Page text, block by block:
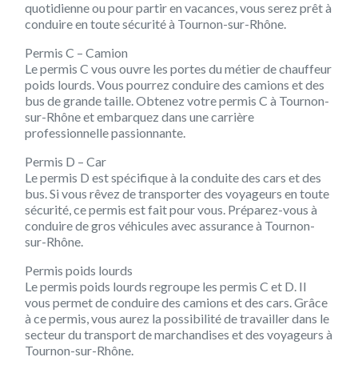
quotidienne ou pour partir en vacances, vous serez prêt à
conduire en toute sécurité à Tournon-sur-Rhône.
Permis C – Camion
Le permis C vous ouvre les portes du métier de chauffeur
poids lourds. Vous pourrez conduire des camions et des
bus de grande taille. Obtenez votre permis C à Tournon-
sur-Rhône et embarquez dans une carrière
professionnelle passionnante.
Permis D – Car
Le permis D est spécifique à la conduite des cars et des
bus. Si vous rêvez de transporter des voyageurs en toute
sécurité, ce permis est fait pour vous. Préparez-vous à
conduire de gros véhicules avec assurance à Tournon-
sur-Rhône.
Permis poids lourds
Le permis poids lourds regroupe les permis C et D. Il
vous permet de conduire des camions et des cars. Grâce
à ce permis, vous aurez la possibilité de travailler dans le
secteur du transport de marchandises et des voyageurs à
Tournon-sur-Rhône.